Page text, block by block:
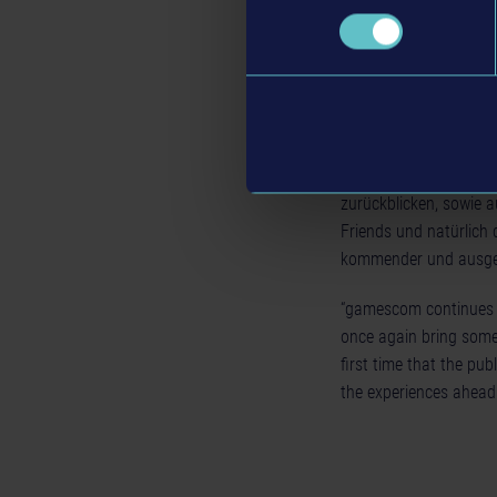
Team17 Digital ist
ist, darunter zuletzt
Unternehmen kann
zurückblicken, sowie
Friends und natürlich
kommender und
“gamescom
once again bring
first time that the
the experiences